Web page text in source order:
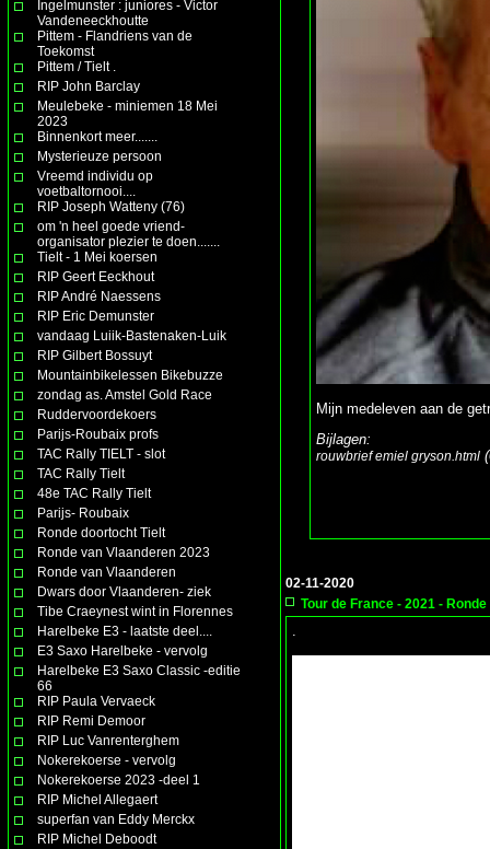
Ingelmunster : juniores - Victor
Vandeneeckhoutte
Pittem - Flandriens van de
Toekomst
Pittem / Tielt .
RIP John Barclay
Meulebeke - miniemen 18 Mei
2023
Binnenkort meer.......
Mysterieuze persoon
Vreemd individu op
voetbaltornooi....
RIP Joseph Watteny (76)
om 'n heel goede vriend-
organisator plezier te doen.......
Tielt - 1 Mei koersen
RIP Geert Eeckhout
RIP André Naessens
RIP Eric Demunster
vandaag Luiik-Bastenaken-Luik
RIP Gilbert Bossuyt
Mountainbikelessen Bikebuzze
zondag as. Amstel Gold Race
Ruddervoordekoers
Parijs-Roubaix profs
TAC Rally TIELT - slot
TAC Rally Tielt
48e TAC Rally Tielt
Parijs- Roubaix
Ronde doortocht Tielt
Ronde van Vlaanderen 2023
Ronde van Vlaanderen
Dwars door Vlaanderen- ziek
Tibe Craeynest wint in Florennes
Harelbeke E3 - laatste deel....
E3 Saxo Harelbeke - vervolg
Harelbeke E3 Saxo Classic -editie
66
RIP Paula Vervaeck
RIP Remi Demoor
RIP Luc Vanrenterghem
Nokerekoerse - vervolg
Nokerekoerse 2023 -deel 1
RIP Michel Allegaert
superfan van Eddy Merckx
RIP Michel Deboodt
Mijn medeleven aan de
Bijlagen:
rouwbrief emiel gryson.html
02-11-2020
Tour de France - 2021 -